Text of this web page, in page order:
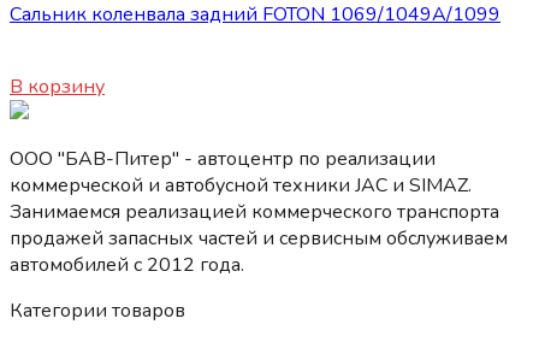
Сальник коленвала задний FOTON 1069/1049А/1099
В корзину
ООО "БАВ-Питер" - автоцентр по реализации
коммерческой и автобусной техники JAC и SIMAZ.
Занимаемся реализацией коммерческого транспорта
продажей запасных частей и сервисным обслуживаем
автомобилей c 2012 года.
Категории товаров